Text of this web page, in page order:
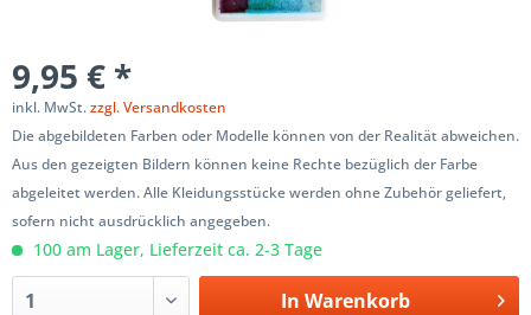
9,95 € *
inkl. MwSt.zzgl. Versandkosten
Die abgebildeten Farben oder Modelle können von der Realität abweichen.
Aus den gezeigten Bildern können keine Rechte bezüglich der Farbe
abgeleitet werden. Alle Kleidungsstücke werden ohne Zubehör geliefert,
sofern nicht ausdrücklich angegeben.
100 am Lager, Lieferzeit ca. 2-3 Tage
In Warenkorb